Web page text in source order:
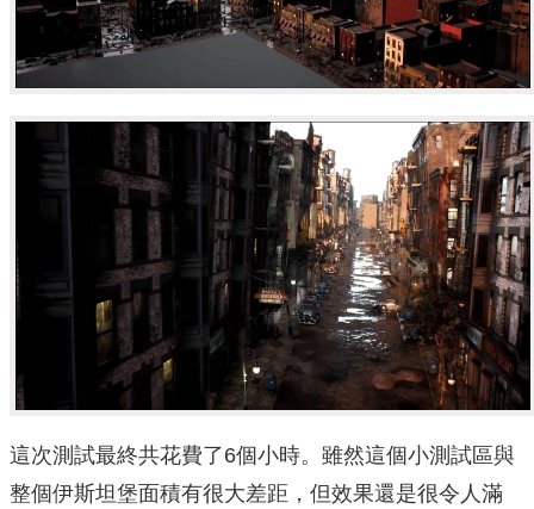
這次測試最終共花費了6個小時。雖然這個小測試區與
整個伊斯坦堡面積有很大差距，但效果還是很令人滿